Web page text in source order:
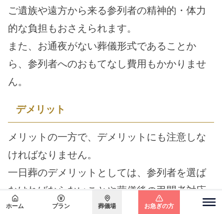
ホーム プラン 葬儀場
関東エリア お急ぎの方
ご遺族や遠方から来る参列者の精神的・体力
的な負担もおさえられます。
また、お通夜がない葬儀形式であることか
ら、参列者へのおもてなし費用もかかりませ
ん。
デメリット
メリットの一方で、デメリットにも注意しな
ければなりません。
一日葬のデメリットとしては、参列者を選ば
なければならないことや葬儀後の弔問者対応
が増えることなどがあげられます。